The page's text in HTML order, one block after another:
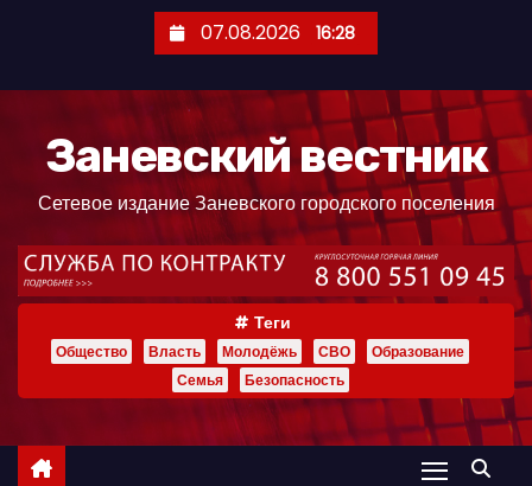
ж
07.08.2026 16:28
Заневский вестник
Сетевое издание Заневского городского поселения
Теги
Общество Власть Молодёжь СВО
Образование
Семья
Безопасность